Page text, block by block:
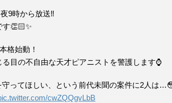
9時から放送‼️
す👏🏻✨
格始動！
る目の不自由な天才ピアニストを警護します⌚
ってほしい、という前代未聞の案件に2人は
cwZQQgvLbB